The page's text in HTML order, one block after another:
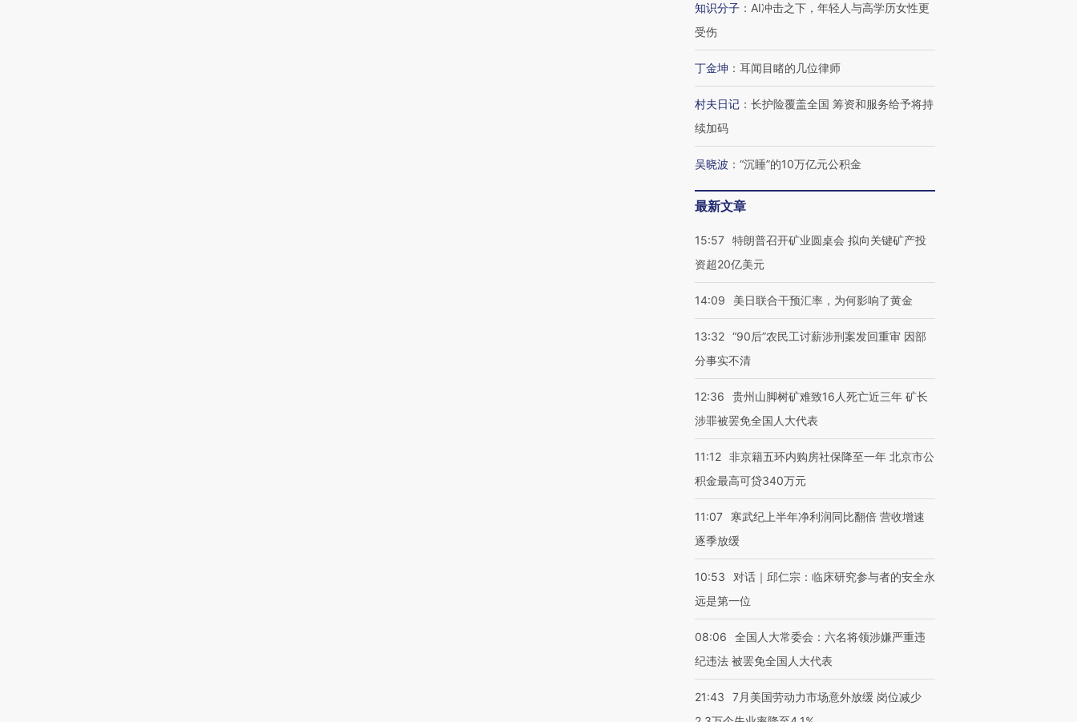
知识分子 ： AI冲击之下，年轻人与高学历女性更
受伤
丁金坤 ： 耳闻目睹的几位律师
村夫日记 ： 长护险覆盖全国 筹资和服务给予将持
续加码
吴晓波 ： “沉睡”的10万亿元公积金
最新文章
15:57 特朗普召开矿业圆桌会 拟向关键矿产投
资超20亿美元
14:09 美日联合干预汇率，为何影响了黄金
13:32 “90后”农民工讨薪涉刑案发回重审 因部
分事实不清
12:36
贵州山脚树矿难致16人死亡近三年 矿长
涉罪被罢免全国人大代表
11:12 非京籍五环内购房社保降至一年 北京市公
积金最高可贷340万元
11:07
寒武纪上半年净利润同比翻倍 营收增速
逐季放缓
10:53
对话｜邱仁宗：临床研究参与者的安全永
远是第一位
08:06
全国人大常委会：六名将领涉嫌严重违
纪违法 被罢免全国人大代表
21:43
7月美国劳动力市场意外放缓 岗位减少